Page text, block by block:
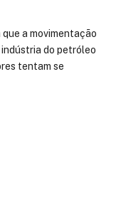
a movimentação
do petróleo
tentam se